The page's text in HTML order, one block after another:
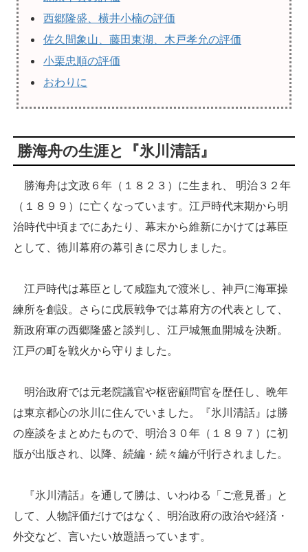
西郷隆盛、横井小楠の評価
佐久間象山、藤田東湖、木戸孝允の評価
小栗忠順の評価
おわりに
勝海舟の生涯と『氷川清話』
勝海舟は文政６年（１８２３）に生まれ、 明治３２年
（１８９９）に亡くなっています。江戸時代末期から明
治時代中頃までにあたり、幕末から維新にかけては幕臣
として、徳川幕府の幕引きに尽力しました。
江戸時代は幕臣として咸臨丸で渡米し、神戸に海軍操
練所を創設。さらに戊辰戦争では幕府方の代表として、
新政府軍の西郷隆盛と談判し、江戸城無血開城を決断。
江戸の町を戦火から守りました。
明治政府では元老院議官や枢密顧問官を歴任し、晩年
は東京都心の氷川に住んでいました。『氷川清話』は勝
の座談をまとめたもので、明治３０年（１８９７）に初
版が出版され、以降、続編・続々編が刊行されました。
『氷川清話』を通して勝は、いわゆる「ご意見番」と
して、人物評価だけではなく、明治政府の政治や経済・
外交など、言いたい放題語っています。